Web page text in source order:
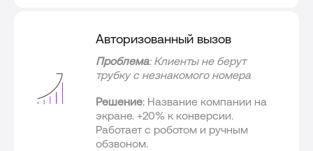
Авторизованный вызов
Проблема: Клиенты не берут
трубку с незнакомого номера
Решение: Название компании на
экране. +20% к конверсии.
Работает с роботом и ручным
обзвоном.